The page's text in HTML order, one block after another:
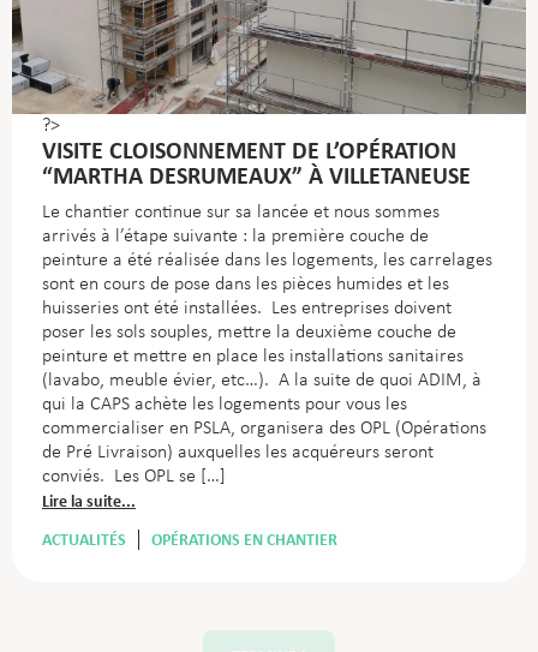
?>
VISITE CLOISONNEMENT DE L’OPÉRATION
“MARTHA DESRUMEAUX” À VILLETANEUSE
Le chantier continue sur sa lancée et nous sommes
arrivés à l’étape suivante : la première couche de
peinture a été réalisée dans les logements, les carrelages
sont en cours de pose dans les pièces humides et les
huisseries ont été installées. Les entreprises doivent
poser les sols souples, mettre la deuxième couche de
peinture et mettre en place les installations sanitaires
(lavabo, meuble évier, etc…). A la suite de quoi ADIM, à
qui la CAPS achète les logements pour vous les
commercialiser en PSLA, organisera des OPL (Opérations
de Pré Livraison) auxquelles les acquéreurs seront
conviés. Les OPL se […]
Lire la suite...
ACTUALITÉS
OPÉRATIONS EN CHANTIER